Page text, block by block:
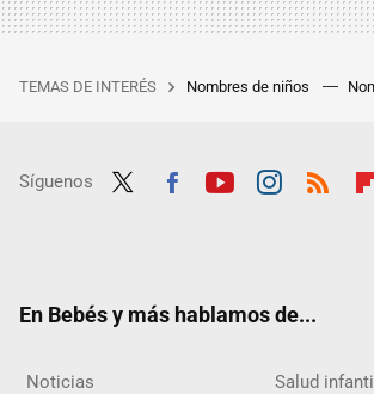
TEMAS DE INTERÉS Nombres de niños
Síguenos
En Bebés y más hablamos de...
Noticias Salud infantil